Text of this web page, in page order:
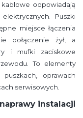
kablowe odpowiadają
Puszki
miejsce łączenia
połączenie żył, a
i mufki zaciskowe
To elementy
oprawach
serwisowych.
instalacji